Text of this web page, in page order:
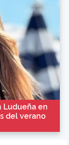
Ludueña en
del verano